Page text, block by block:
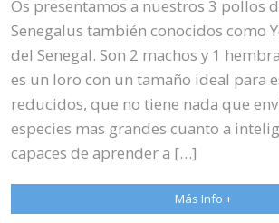
Os presentamos a nuestros 3 pollos
Senegalus también conocidos como
del Senegal. Son 2 machos y 1
es un loro con un tamaño ideal para
reducidos, que no tiene nada que
especies mas grandes cuanto a
capaces de aprender a […]
Más Info +